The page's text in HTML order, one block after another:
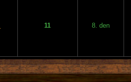
11 8. den